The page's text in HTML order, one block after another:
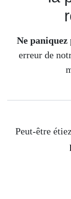
Ne paniquez
erreur de
Peut-être